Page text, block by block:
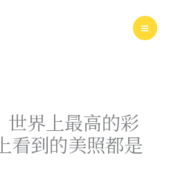
世界上最高的彩
看到的美照都是